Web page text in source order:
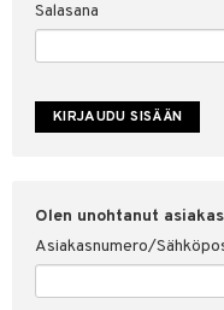
Tuotemerkkejä
Salasana
Olen unohtanut
Asiakasnumero/
myyntiehdot
suojaus